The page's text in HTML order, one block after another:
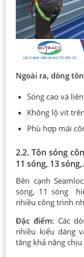
Ngoài ra, dòng
Sóng cao và
Không lộ vít
Phù hợp mái
2.2. Tôn sóng
11 sóng, 13
Bên cạnh
sóng, 11 sóng
nhiều công trình
Đặc điểm: Các
nhiều kiểu dáng
tăng khả năng